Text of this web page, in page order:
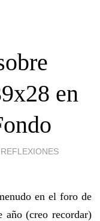
en
REFLEXIONES
en el foro de
año (creo recordar)